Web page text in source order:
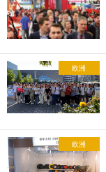
欧洲
欧洲